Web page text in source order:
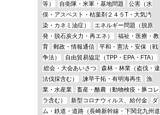
等）
自衛隊・米軍・基地問題
公害（水
俣・アスベスト・枯葉剤２４５T・大気汚
染・カネミ油症）
エネルギー問題（脱原
発・脱石炭火力・再エネ）
福祉・医療・教
育
郵政・情報通信
平和・憲法・安保（戦
争法）
自由貿易協定（TPP・EPA・FTA）
総会・大会あいさつ
森林・林業（盗伐・違
法伐採含む）
諫早干拓・有明海再生
漁
業・水産業
畜産・酪農（動物検疫・豚コレ
ラ含む）
新型コロナウィルス、給付金
ダ
ム・鉄道・道路（長崎新幹線・下関北九州道